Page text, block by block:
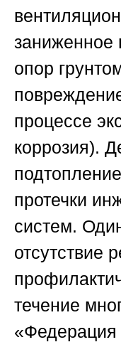
заниженное
опор
процессе
коррозия).
протечки
систем.
отсутствие
течение
«Федерация